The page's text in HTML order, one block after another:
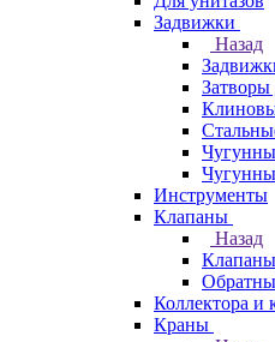
Задвижки
Назад
Затворы
Инструменты
Клапаны
Назад
Клапаны
Коллектора и
Краны